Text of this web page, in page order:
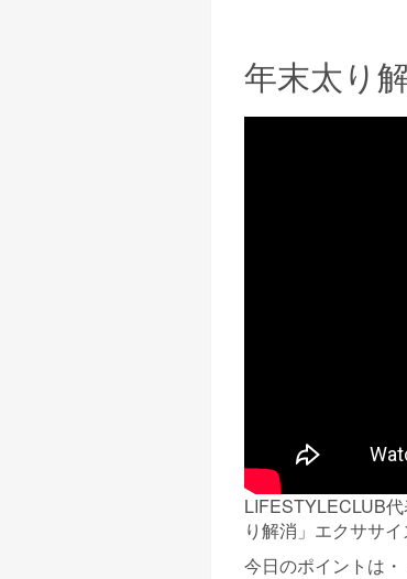
年末太り
LIFESTYLECLUB
り解消」エクササイ
今日のポイントは・